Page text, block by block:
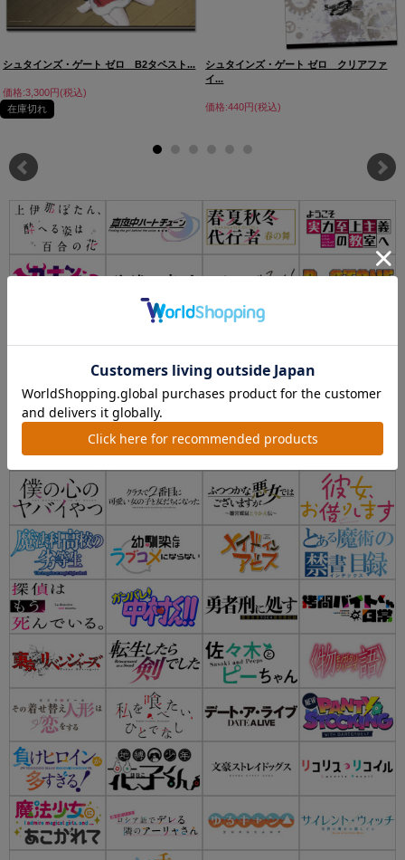
シュタインズ・ゲート ゼロ B2タペスト...
価格:3,300円(税込)
在庫切れ
シュタインズ・ゲート ゼロ クリアファ
イ...
価格:440円(税込)